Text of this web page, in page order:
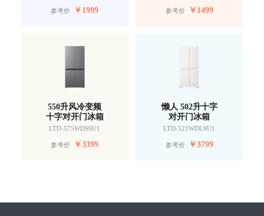
参考价 ￥1999 参考价 ￥1499
550升风冷变频
十字对开门冰箱
LTD-575WDS9U1
参考价 ￥3399
懒人 502升十字
对开门冰箱
LTD-521WDL9U1
参考价 ￥3799